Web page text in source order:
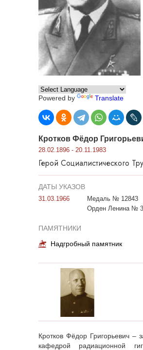
Powered by Translate
Кротков Фёдор
28.02.1896 - 20.11.1983
Герой Социалистического
ДАТЫ УКАЗОВ
31.03.1966
Медаль № 12843
Орден Ленина №
ПАМЯТНИКИ
Надгробный памятник
Кротков Фёдор Григорьевич –
кафедрой радиационной